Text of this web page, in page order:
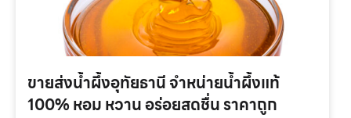
ขายส่งน้ำผึ้งอุทัยธานี จำหน่ายน้ำผึ้งแท้
100% หอม หวาน อร่อยสดชื่น ราคาถูก